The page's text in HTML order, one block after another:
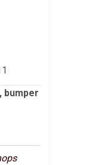
bumper